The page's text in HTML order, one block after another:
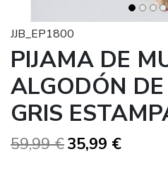
JJB_EP1800
PIJAMA DE
ALGODÓN
GRIS
59,99 €35,99 €